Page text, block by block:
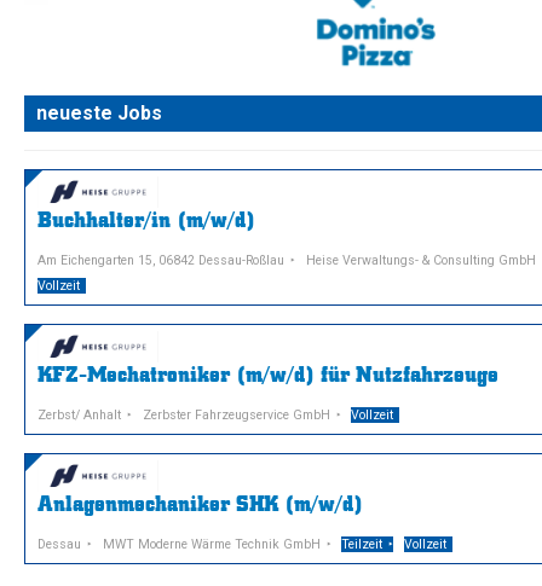
neueste Jobs
Buchhalter/in (m/w/d)
Am Eichengarten 15, 06842 Dessau-Roßlau
Heise Verwaltungs- & Consulting GmbH
Vollzeit
KFZ-Mechatroniker (m/w/d) für Nutzfahrzeuge
Zerbst/ Anhalt Zerbster Fahrzeugservice GmbH Vollzeit
Anlagenmechaniker SHK (m/w/d)
Dessau MWT Moderne Wärme Technik GmbH Teilzeit Vollzeit